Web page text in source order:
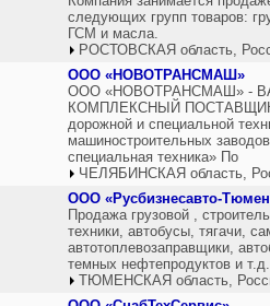
следующих групп товаров:
ГСМ и масла.
РОСТОВСКАЯ область,
ООО «НОВОТРАНСМАШ»
ООО «НОВОТРАНСМАШ» -
КОМПЛЕКСНЫЙ ПОСТАВЩИК.
дорожной и специальной
машиностроительных
специальная техника» По
ЧЕЛЯБИНСКАЯ область,
ООО «Русбизнесавто-
Продажа грузовой ,
техники, автобусы, тягачи,
автотоплевозаправщики,
темных нефтепродуктов и т.д.
ТЮМЕНСКАЯ область,